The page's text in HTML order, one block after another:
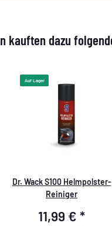
kauften dazu
Auf Lager
Dr. Wack S100 Helmpolster-
Reiniger
11,99 € *